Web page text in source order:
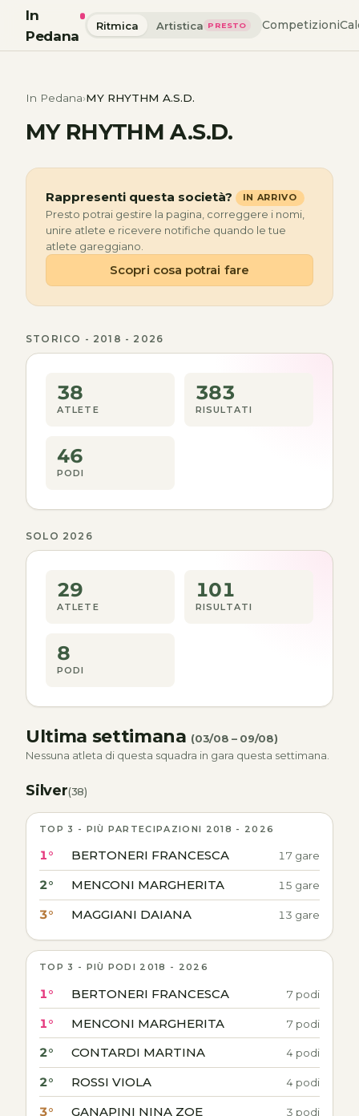
In
Pedana
Ritmica Artistica PRESTO Competizioni
In Pedana MY RHYTHM A.S.D.
MY RHYTHM A.S.D.
Rappresenti questa società? IN ARRIVO
Presto potrai gestire la pagina, correggere i nomi,
unire atlete e ricevere notifiche quando le tue
atlete gareggiano.
Scopri cosa potrai fare
STORICO - 2018 - 2026
38
ATLETE
383
RISULTATI
46
PODI
SOLO 2026
29
ATLETE
101
RISULTATI
8
PODI
Ultima settimana (03/08 – 09/08)
Nessuna atleta di questa squadra in gara questa settimana.
Silver(38)
TOP 3 - PIÙ PARTECIPAZIONI 2018 - 2026
1° BERTONERI FRANCESCA 17 gare
2° MENCONI MARGHERITA 15 gare
3° MAGGIANI DAIANA 13 gare
TOP 3 - PIÙ PODI 2018 - 2026
1° BERTONERI FRANCESCA 7 podi
1° MENCONI MARGHERITA 7 podi
2° CONTARDI MARTINA 4 podi
2° ROSSI VIOLA 4 podi
3° GANAPINI NINA ZOE 3 podi